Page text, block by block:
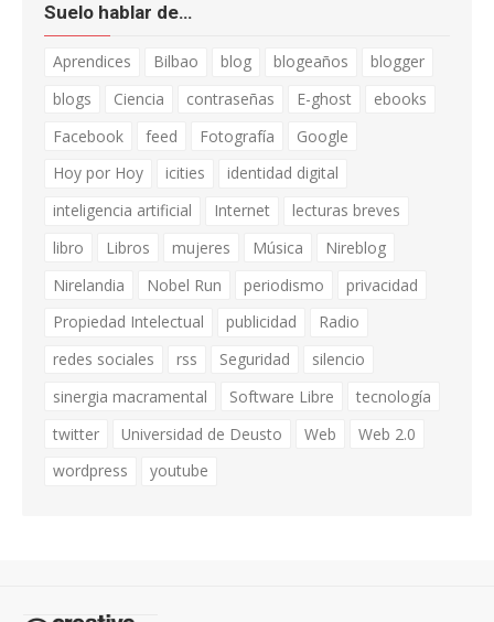
Suelo hablar de…
Aprendices Bilbao blog blogeaños
blogger
blogs
Ciencia contraseñas E-ghost
ebooks
Facebook
feed Fotografía
Google
Hoy por Hoy
icities
identidad digital
inteligencia artificial
Internet
lecturas breves
libro
Libros mujeres Música
Nireblog
Nirelandia
Nobel Run periodismo
privacidad
Propiedad Intelectual
publicidad
Radio
redes sociales
rss Seguridad
silencio
sinergia macramental
Software Libre
tecnología
twitter
Universidad de Deusto Web
Web 2.0
wordpress
youtube